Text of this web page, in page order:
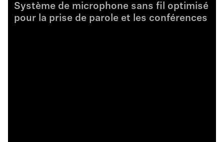
Système de microphone sans fil optimisé
pour la prise de parole et les conférences